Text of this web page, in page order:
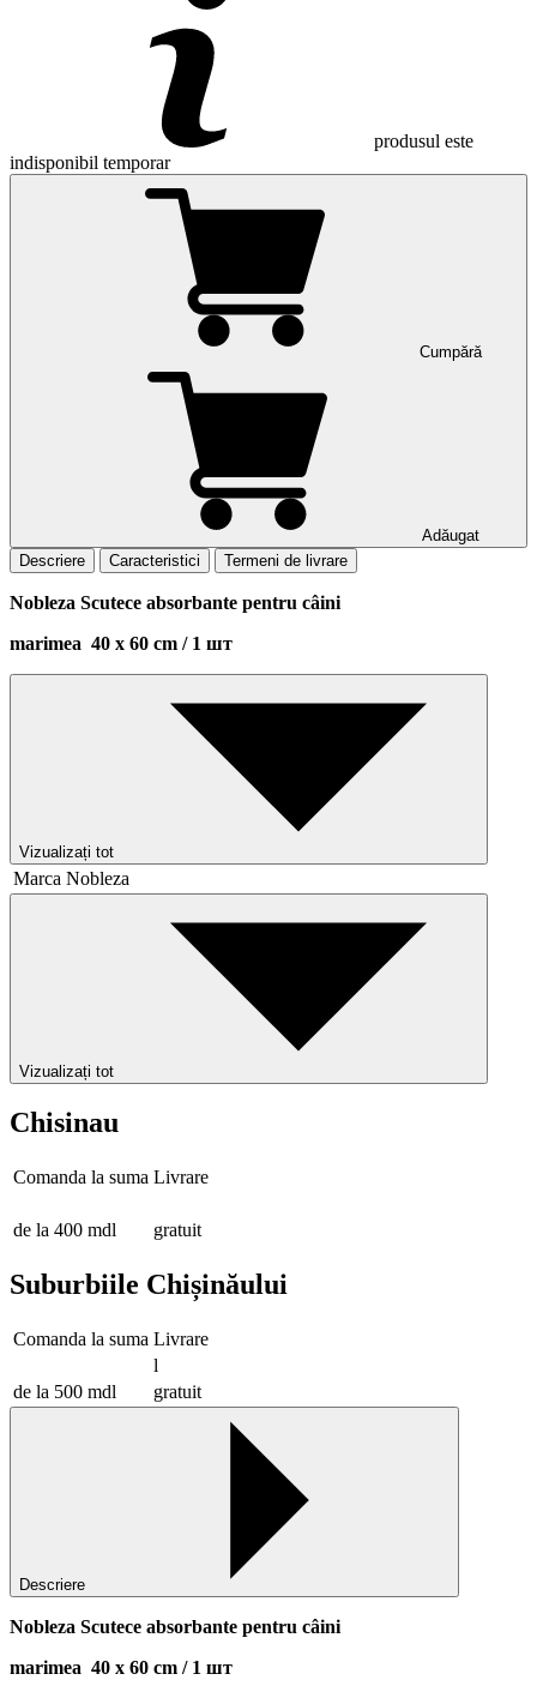
produsul este
indisponibil temporar
Cumpără
Adăugat
Descriere
Caracteristici Termeni de livrare
Nobleza Scutece absorbante pentru câini
marimea 40 х 60 сm / 1 шт
Vizualizați tot
Marca Nobleza
Vizualizați tot
Chisinau
Comanda la suma Livrare
de la 400 mdl gratuit
Suburbiile Chișinăului
Comanda la suma Livrare
l
de la 500 mdl
gratuit
Descriere
Nobleza Scutece absorbante pentru câini
marimea 40 х 60 сm / 1 шт